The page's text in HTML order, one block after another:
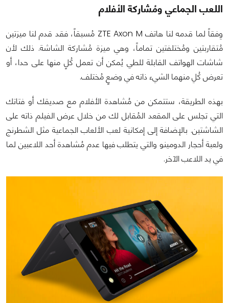
اللعب الجماعي ومُشاركة الأفلام
وِفقاً لما قدمه لنا هاتف ZTE Axon M مُسبقاً، فقد قدم لنا ميزتين
مُتقاربتين ومُختلفتين تماماً، وهي ميزة مُشاركة الشاشة. ذلك لأن
شاشات الهواتف القابلة للطي يُمكن أن تعمل كُلٍ منها على حدا، أو
تعرض كُلِ منهما الشيء ذاته في وضعٍ مُختلف.
بهذه الطريقة، ستتمكن من مُشاهدة الأفلام مع صديقك أو فتاتك
التي تجلس على المقعد المُقابل لك من خلال عرض الفيلم ذاته على
الشاشتين. بالإضافة إلى إمكانية لعب الألعاب الجماعية مثل الشطرنج
ولعبة أحجار الدومينو والتي يتطلب فيها عدم مُشاهدة أحد اللاعبين لما
في يد اللاعب الآخر.